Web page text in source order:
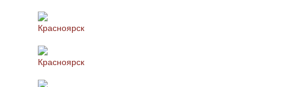
Красноярск
Красноярск